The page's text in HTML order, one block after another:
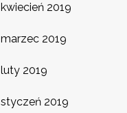
kwiecień 2019
marzec 2019
luty 2019
styczeń 2019